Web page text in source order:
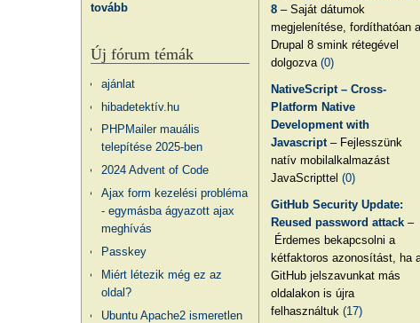
8 – Saját dátumok
megjelenítése, fordíthatóan
Drupal 8 smink rétegével
dolgozva(0)
NativeScript – Cross-
Platform Native
Development with
Javascript – Fejlesszünk
natív mobilalkalmazást
JavaScripttel(0)
GitHub Security Update:
Reused password attack –
Érdemes bekapcsolni a
kétfaktoros azonosítást, ha
GitHub jelszavunkat más
oldalakon is újra
felhasználtuk(17)
tovább
Új fórum témák
ajánlat
hibadetektív.hu
PHPMailer mauális
telepítése 2025-ben
2024 Advent of Code
Ajax form kezelési probléma
- egymásba ágyazott ajax
meghívás
Passkey
Miért létezik még ez az
oldal?
Ubuntu Apache2 ismeretlen